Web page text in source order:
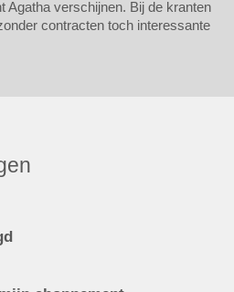
Agatha verschijnen. Bij de kranten
contracten toch interessante